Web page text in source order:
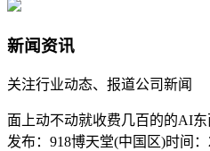
新闻资讯
关注行业动态、报道公司新闻
面上动不动就收费几百的的AI东
发布：918博天堂(中国区)时间：